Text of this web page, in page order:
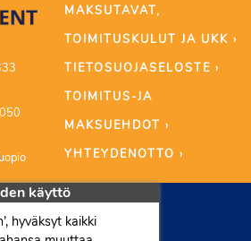
MAKSUTAVAT,
TOIMITUSKULUT JA UKK ›
TIETOSUOJASELOSTE ›
TOIMITUS-JA
MAKSUEHDOT ›
YHTEYDENOTTO ›
käyttö
hyväksyt kaikki